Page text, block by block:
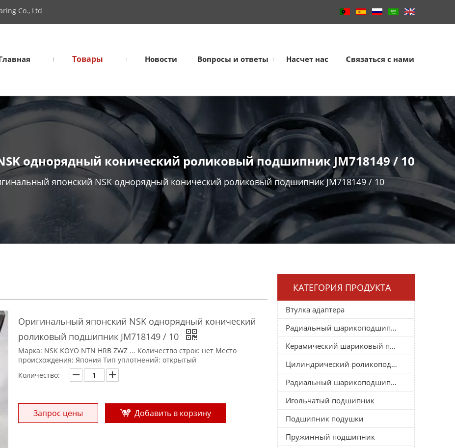
Co., Ltd
Товары Новости Вопросы и ответы Насчет нас Связаться с нами
однорядный конический роликовый подшипник JM718149 / 10
японский NSK однорядный конический роликовый подшипник JM718149 / 10
Оригинальный японский NSK однорядный конический
роликовый подшипник JM718149 / 10
Марка: NSK KOYO NTN HRB ZWZ ... Количество строк: нет Место
происхождения: Япония Тип уплотнений: открытый
Количество:
Запрос цены Добавить в корзину
КАТЕГОРИЯ ПРОДУКТА
Втулка адаптера
Радиальный шарикоподшипник
Керамический шариковый подшипник
Цилиндрический роликоподшипник
Радиальный шарикоподшипник
Игольчатый подшипник
Подшипник подушки
Пружинный подшипник